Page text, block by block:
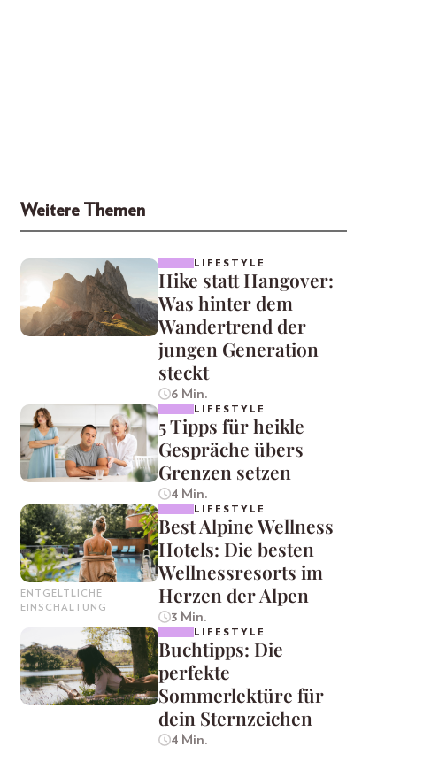
Weitere Themen
LIFESTYLE
Hike statt Hangover:
Was hinter dem
Wandertrend der
jungen Generation
steckt
6 Min.
LIFESTYLE
5 Tipps für heikle
Gespräche übers
Grenzen setzen
4 Min.
ENTGELTLICHE
EINSCHALTUNG
LIFESTYLE
Best Alpine Wellness
Hotels: Die besten
Wellnessresorts im
Herzen der Alpen
3 Min.
LIFESTYLE
Buchtipps: Die
perfekte
Sommerlektüre für
dein Sternzeichen
4 Min.